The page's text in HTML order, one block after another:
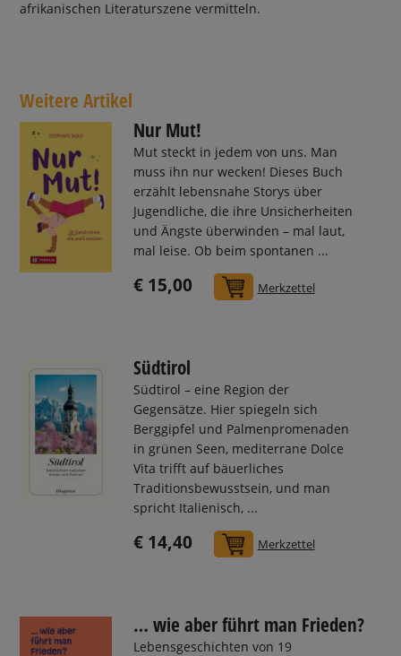
afrikanischen Literaturszene vermitteln.
Weitere Artikel
Nur Mut!
Mut steckt in jedem von uns. Man
muss ihn nur wecken! Dieses Buch
erzählt lebensnahe Storys über
Jugendliche, die ihre Unsicherheiten
und Ängste überwinden – mal laut,
mal leise. Ob beim spontanen ...
€ 15,00 In den Warenkorb
Merkzettel
Südtirol
Südtirol – eine Region der
Gegensätze. Hier spiegeln sich
Berggipfel und Palmenpromenaden
in grünen Seen, mediterrane Dolce
Vita trifft auf bäuerliches
Traditionsbewusstsein, und man
spricht Italienisch, ...
€ 14,40 In den Warenkorb
Merkzettel
… wie aber führt man Frieden?
Lebensgeschichten von 19